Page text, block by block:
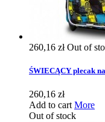
260,16 złOut of
ŚWIECĄCY plecak
260,16 zł
Add to cart More
Out of stock